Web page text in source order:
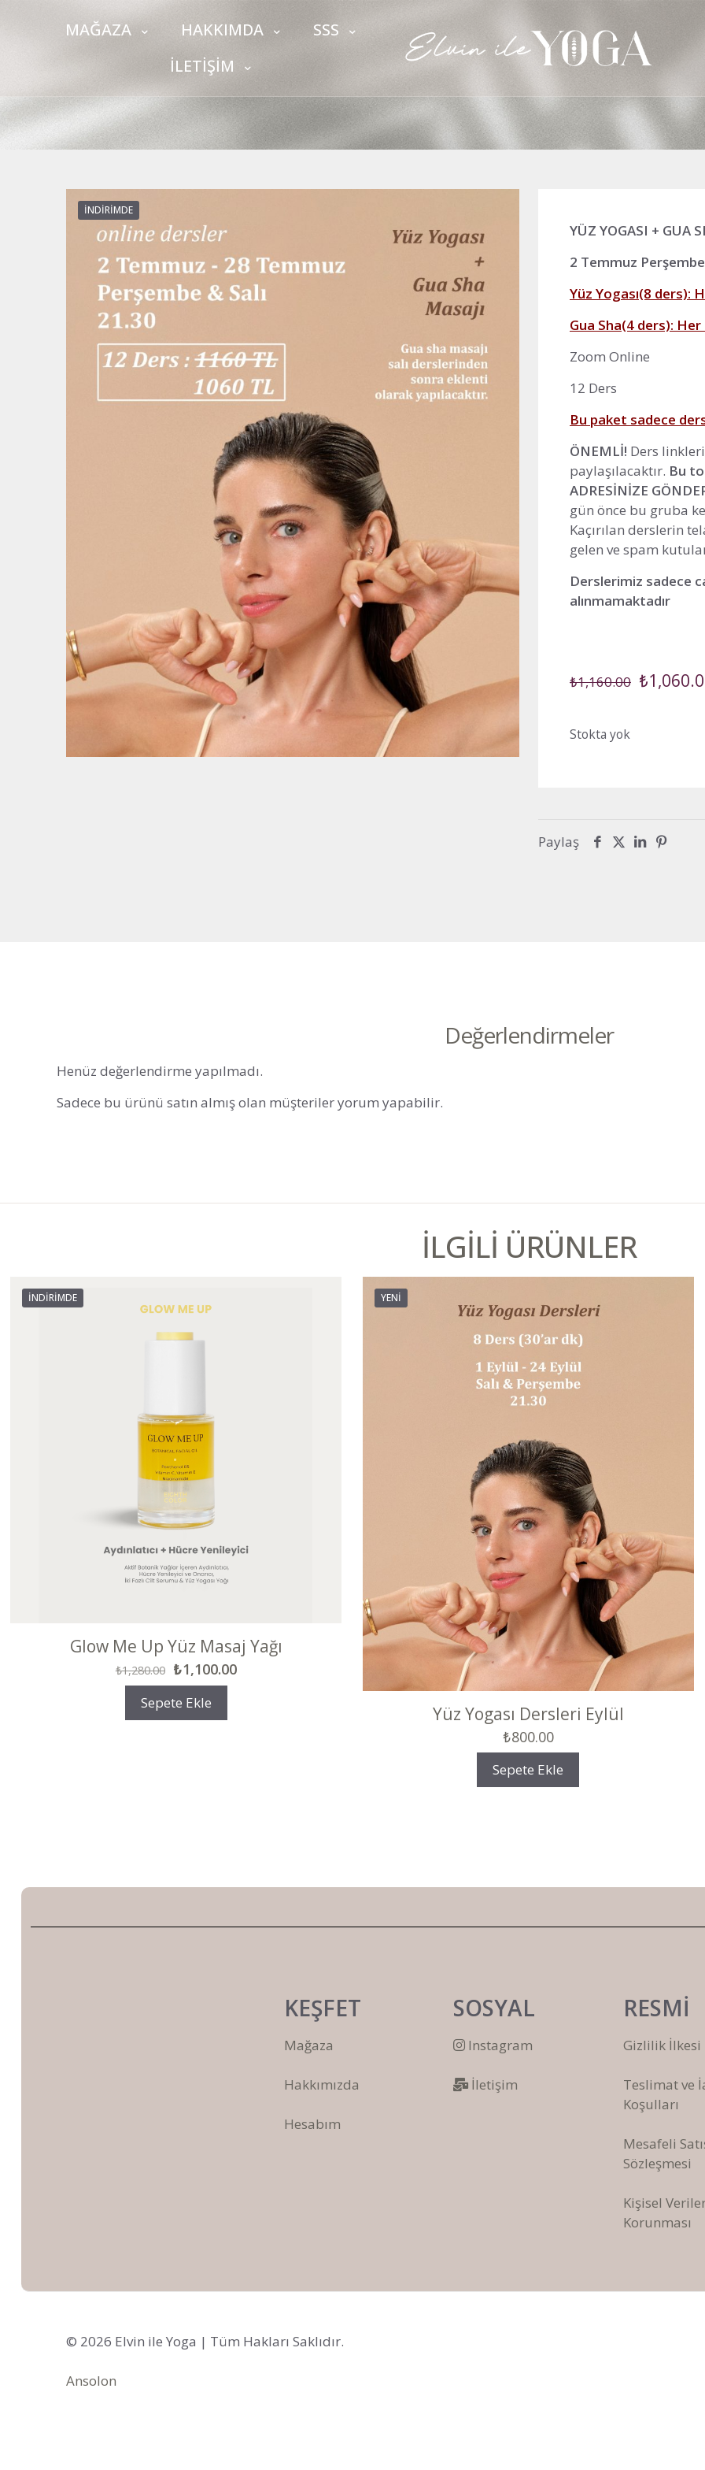
MAĞAZA HAKKIMDA
SSS
İLETİŞİM
İNDIRIMDE
YÜZ YOGASI + GUA
2 Temmuz
Yüz Yogası(8 ders):
Gua Sha(4 ders): Her
Zoom Online
12 Ders
Bu paket sadece
ÖNEMLİ! Ders
paylaşılacaktır. Bu
ADRESİNİZE
gün önce bu gruba
Kaçırılan derslerin
gelen ve spam
Derslerimiz sadece
alınmamaktadır
₺1,160.00 Orijinal
₺
Stokta yok
Paylaş
Değerlendirmeler
Henüz değerlendirme yapılmadı.
Sadece bu ürünü satın almış olan müşteriler yorum yapabilir.
İLGILI ÜRÜNLER
İNDIRIMDE
Glow Me Up Yüz Masaj Yağı
₺1,280.00 Orijinal
fiyat:
₺1,280.00.
₺1,100.00Şu
Sepete Ekle
YENİ
Yüz Yogası Dersleri Eylül
₺800.00
Sepete Ekle
KEŞFET
Mağaza
Hakkımızda
Hesabım
SOSYAL
Instagram
İletişim
RESMİ
Gizlilik İlkesi
Teslimat ve
Koşulları
Mesafeli
Sözleşmesi
Kişisel
Korunması
© 2026 Elvin ile Yoga | Tüm Hakları Saklıdır.
Ansolon